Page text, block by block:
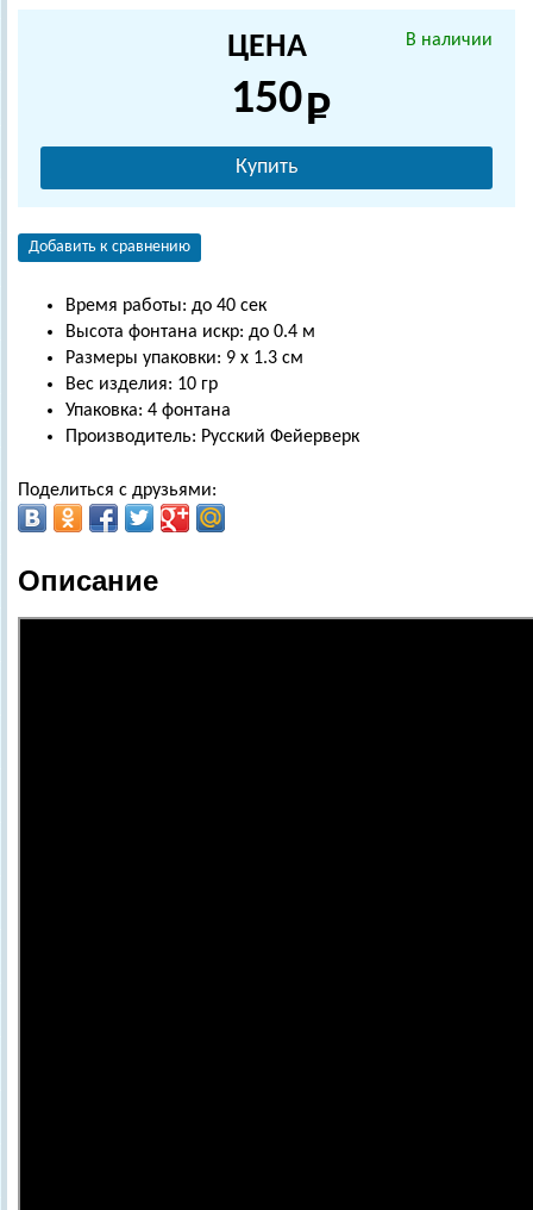
В наличии
ЦЕНА
150
Купить
Добавить к сравнению
Время работы: до 40 сек
Высота фонтана искр: до 0.4 м
Размеры упаковки: 9 х 1.3 см
Вес изделия: 10 гр
Упаковка: 4 фонтана
Производитель: Русский Фейерверк
Поделиться с друзьями:
Описание